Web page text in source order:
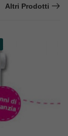
Altri Prodotti